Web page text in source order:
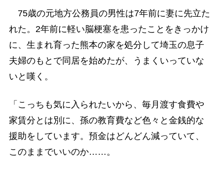
75歳の元地方公務員の男性は7年前に妻に先立た
れた。2年前に軽い脳梗塞を患ったことをきっかけ
に、生まれ育った熊本の家を処分して埼玉の息子
夫婦のもとで同居を始めたが、うまくいっていな
いと嘆く。
「こっちも気に入られたいから、毎月渡す食費や
家賃分とは別に、孫の教育費など色々と金銭的な
援助をしています。預金はどんどん減っていて、
このままでいいのか……。